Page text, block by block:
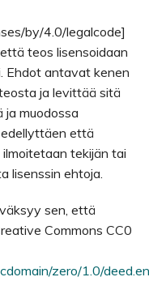
by/4.0/legalcode]
teos lisensoidaan
Ehdot antavat kenen
ja levittää sitä
ja muodossa
että
tekijän tai
lisenssin ehtoja.
sen, että
Commons CC0
zero/1.0/deed.en